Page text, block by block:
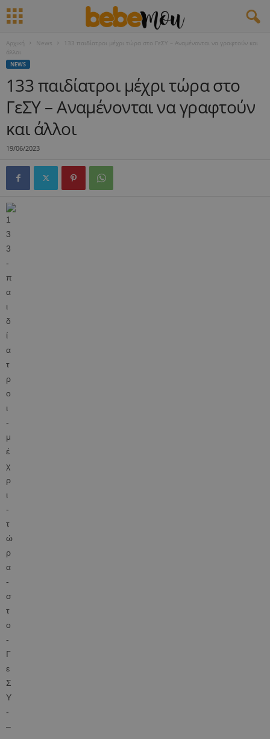
Αρχική News
133 παιδίατροι μέχρι τώρα στο ΓεΣΥ – Αναμένονται να γραφτούν και
άλλοι
NEWS
133 παιδίατροι μέχρι τώρα στο
ΓεΣΥ – Αναμένονται να γραφτούν
και άλλοι
19/06/2023